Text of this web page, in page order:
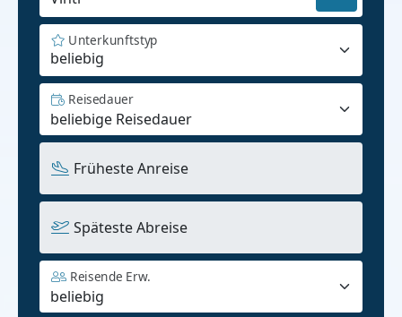
beliebig
Unterkunftstyp
Reisedauer
Früheste Anreise
Späteste Abreise
Reisende Erw.